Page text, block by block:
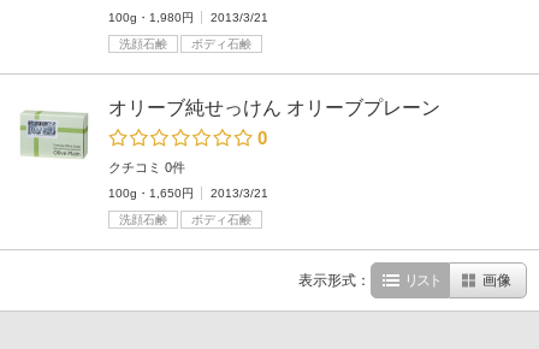
100g・1,980円
2013/3/21
洗顔石鹸
ボディ石鹸
オリーブ純せっけん オリーブプレーン
0
クチコミ 0件
100g・1,650円
2013/3/21
洗顔石鹸
ボディ石鹸
表示形式： リスト 画像